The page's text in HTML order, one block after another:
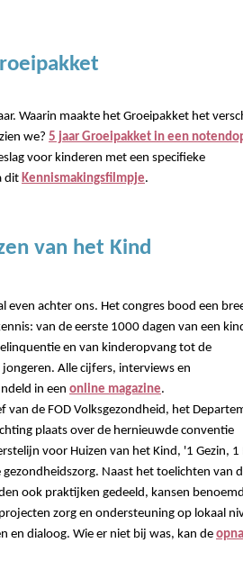
Waarin maakte het Groeipakket het
we? 5 jaar Groeipakket in een
voor kinderen met een specifieke
ditKennismakingsfilmpje.
van het Kind
even achter ons. Het congres bood een
van de eerste 1000 dagen van een
en van kinderopvang tot de
Alle cijfers, interviews en
in een online magazine.
van de FOD Volksgezondheid, het
plaats over de hernieuwde conventie
voor Huizen van het Kind, '1 Gezin, 1
Naast het toelichten van
ook praktijken gedeeld, kansen
zorg en ondersteuning op lokaal
en dialoog. Wie er niet bij was, kan de